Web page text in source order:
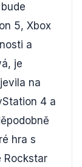
5, Xbox
a
je
na
4 a
hra s
Rockstar